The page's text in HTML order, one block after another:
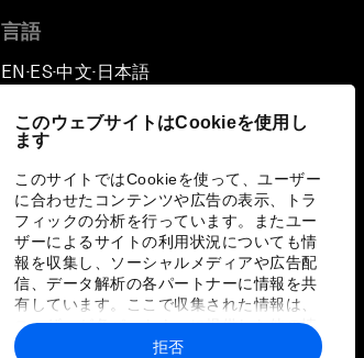
このウェブサイトはCookieを使用し
ます
このサイトではCookieを使って、ユーザー
に合わせたコンテンツや広告の表示、トラ
フィックの分析を行っています。またユー
ザーによるサイトの利用状況についても情
報を収集し、ソーシャルメディアや広告配
信、データ解析の各パートナーに情報を共
有しています。ここで収集された情報は、
ユーザーが各パートナーに提供した他の情
報や各パートナーのサービスを使用した際
拒否
言語
EN ▪ ES▪中文▪ 日本語